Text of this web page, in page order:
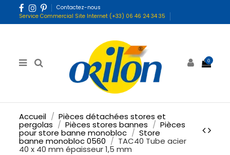
Contactez-nous
Service Commercial Site Internet (+33) 06 46 24 34 35
0
Accueil Pièces détachées stores et
pergolas Pièces stores bannes Pièces
pour store banne monobloc Store
banne monobloc 0560 TAC40 Tube acier
40 x 40 mm épaisseur 1,5 mm